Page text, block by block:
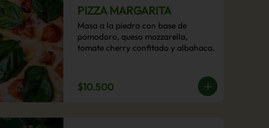
PIZZA MARGARITA
Masa a la piedra con base de
pomodoro, queso mozzarella,
tomate cherry confitado y albahaca.
$10.500